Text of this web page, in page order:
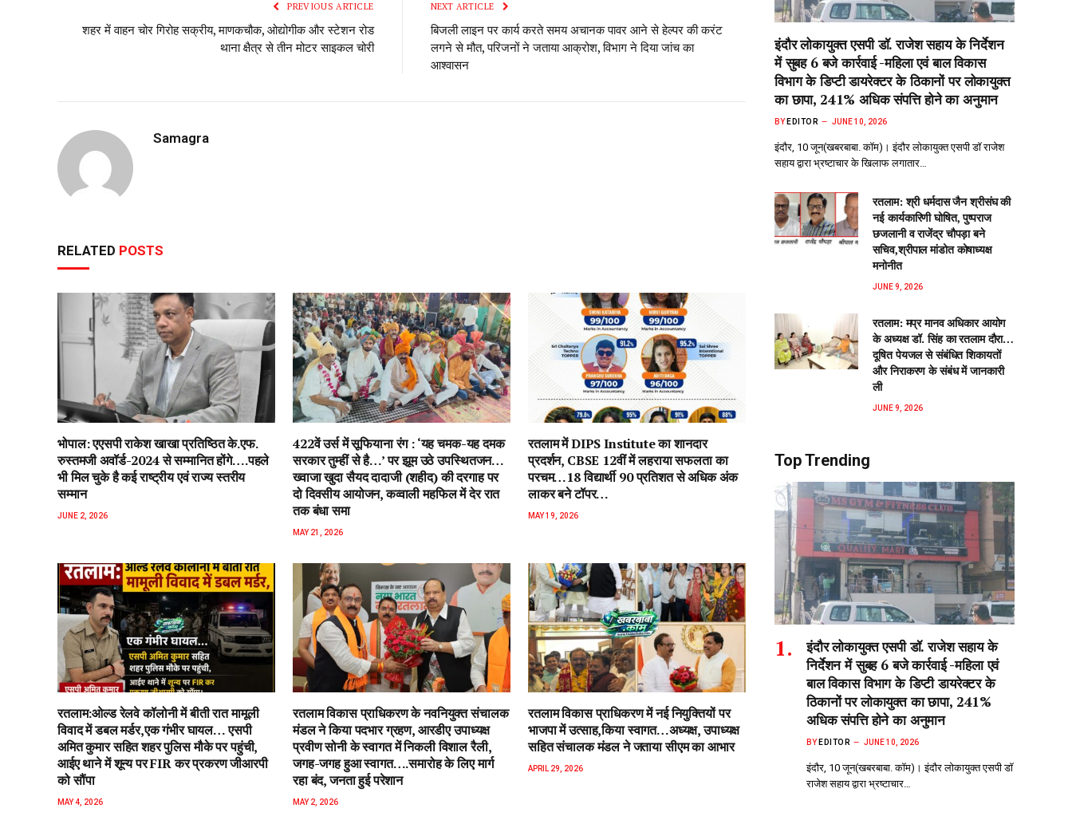
PREVIOUS ARTICLE
शहर में वाहन चोर गिरोह सक्रीय, माणकचौक, ओद्योगीक और स्टेशन रोड
थाना क्षैत्र से तीन मोटर साइकल चोरी
NEXT ARTICLE
बिजली लाइन पर कार्य करते समय अचानक पावर आने से हेल्पर की करंट
लगने से मौत, परिजनों ने जताया आक्रोश, विभाग ने दिया जांच का
आश्वासन
Samagra
RELATED POSTS
भोपाल: एएसपी राकेश‌ खाखा प्रतिष्ठित के.एफ.
रुस्तमजी अवॉर्ड-2024 से सम्मानित होंगे….पहले
भी मिल चुके है कई राष्ट्रीय एवं राज्य स्तरीय
सम्मान
JUNE 2, 2026
422वें उर्स में सूफियाना रंग : ‘यह चमक-यह दमक
सरकार तुम्हीं से है…’ पर झूम उठे उपस्थितजन…
ख्वाजा खुदा सैयद दादाजी (शहीद) की दरगाह पर
दो दिवसीय आयोजन, कव्वाली महफिल में देर रात
तक बंधा समा
MAY 21, 2026
रतलाम में DIPS Institute का शानदार
प्रदर्शन, CBSE 12वीं में लहराया सफलता का
परचम…18 विद्यार्थी 90 प्रतिशत से अधिक अंक
लाकर बने टॉपर…
MAY 19, 2026
रतलाम:ओल्ड रेलवे कॉलोनी में बीती रात मामूली
विवाद में डबल मर्डर,एक गंभीर घायल… एसपी
अमित कुमार सहित शहर पुलिस मौके पर पहुंची,
आईए थाने में शून्य पर FIR कर प्रकरण जीआरपी
को सौंपा
MAY 4, 2026
रतलाम विकास प्राधिकरण के नवनियुक्त संचालक
मंडल ने किया पदभार ग्रहण, आरडीए उपाध्यक्ष
प्रवीण सोनी के स्वागत में निकली विशाल रैली,
जगह-जगह हुआ स्वागत….समारोह के लिए मार्ग
रहा बंद, जनता हुई परेशान
MAY 2, 2026
रतलाम विकास प्राधिकरण में नई नियुक्तियों पर
भाजपा में उत्साह,किया स्वागत…अध्यक्ष, उपाध्यक्ष
सहित संचालक मंडल ने जताया सीएम का आभार
APRIL 29, 2026
इंदौर लोकायुक्त एसपी डॉ. राजेश सहाय के निर्देशन
में सुबह 6 बजे कार्रवाई -महिला एवं बाल विकास
विभाग के डिप्टी डायरेक्टर के ठिकानों पर लोकायुक्त
का छापा, 241% अधिक संपत्ति होने का अनुमान
BY EDITOR JUNE 10, 2026
इंदौर, 10 जून(खबरबाबा. कॉम)। इंदौर लोकायुक्त एसपी डॉ राजेश
सहाय द्वारा भ्रष्टाचार के खिलाफ लगातार…
रतलाम: श्री धर्मदास जैन श्रीसंघ की
नई कार्यकारिणी घोषित, पुष्पराज
छजलानी व राजेंद्र चौपड़ा बने
सचिव,श्रीपाल मांडोत कोषाध्यक्ष
मनोनीत
JUNE 9, 2026
रतलाम: मप्र मानव अधिकार आयोग
के अध्यक्ष डॉ. सिंह का रतलाम दौरा…
दूषित पेयजल से‌ संबंधित शिकायतों
और निराकरण के संबंध में जानकारी
ली
JUNE 9, 2026
Top Trending
इंदौर लोकायुक्त एसपी डॉ. राजेश सहाय के
निर्देशन में सुबह 6 बजे कार्रवाई -महिला एवं
बाल विकास विभाग के डिप्टी डायरेक्टर के
ठिकानों पर लोकायुक्त का छापा, 241%
अधिक संपत्ति होने का अनुमान
BY EDITOR JUNE 10, 2026
इंदौर, 10 जून(खबरबाबा. कॉम)। इंदौर लोकायुक्त एसपी डॉ
राजेश सहाय द्वारा भ्रष्टाचार…